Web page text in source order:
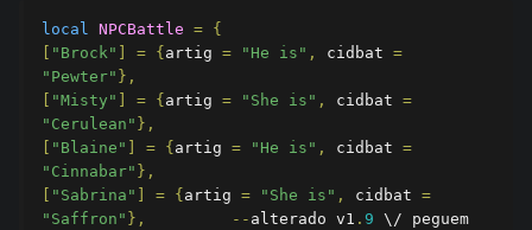
local NPCBattle = {
"Brock" = { artig = "He is" , cidbat =
"Pewter" },
"Misty" = { artig = "She is" , cidbat =
"Cerulean" },
"Blaine" = { artig = "He is" , cidbat =
"Cinnabar" },
"Sabrina" = { artig = "She is" , cidbat =
"Saffron" }, -- alterado v1 . 9 \/ peguem